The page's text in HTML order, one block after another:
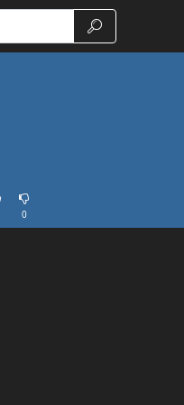
Søg
0